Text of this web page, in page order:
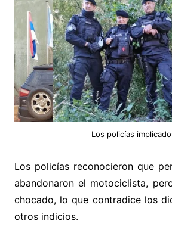
Los policías
Los policías reconocieron que
abandonaron el motociclista,
chocado, lo que contradice los
otros indicios.